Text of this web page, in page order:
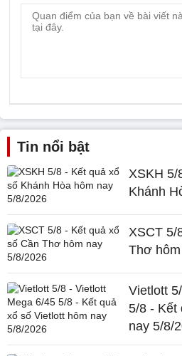
Tin nổi bật
XSKH 5/
Khánh
XSCT 5/
Thơ
Vietlott
5/8 - Kết
nay 5/8/